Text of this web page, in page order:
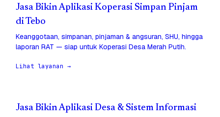
Jasa Bikin Aplikasi Koperasi Simpan Pinjam
di Tebo
Keanggotaan, simpanan, pinjaman & angsuran, SHU, hingga
laporan RAT — siap untuk Koperasi Desa Merah Putih.
Lihat layanan →
Jasa Bikin Aplikasi Desa & Sistem Informasi